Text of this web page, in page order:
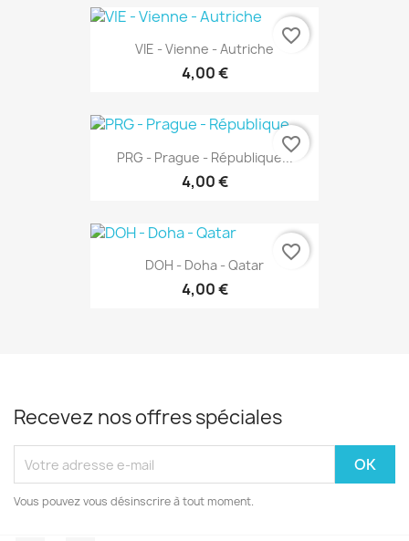
VIE - Vienne - Autriche
4,00 €
favorite_border
PRG - Prague - République...
4,00 €
favorite_border
DOH - Doha - Qatar
4,00 €
favorite_border
Recevez nos offres spéciales
Vous pouvez vous désinscrire à tout moment.